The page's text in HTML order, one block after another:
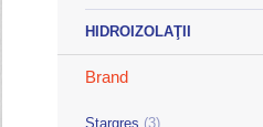
HIDROIZOLAŢII
Brand
Stargres (3)